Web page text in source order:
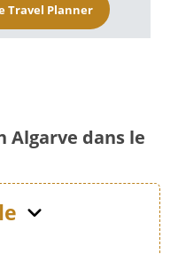
Travel Planner
Algarve dans le